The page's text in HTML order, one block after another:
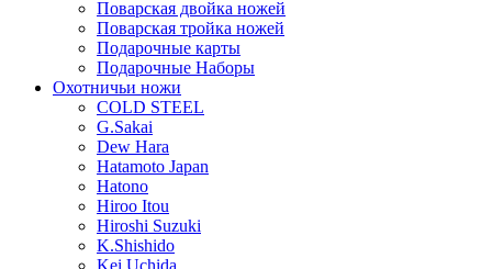
Поварская двойка ножей
Поварская тройка ножей
Подарочные карты
Подарочные Наборы
Охотничьи ножи
COLD STEEL
G.Sakai
Dew Hara
Hatamoto Japan
Hatono
Hiroo Itou
Hiroshi Suzuki
K.Shishido
Kei Uchida